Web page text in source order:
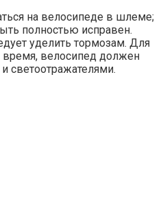
на велосипеде в шлеме;
полностью исправен.
уделить тормозам. Для
время, велосипед должен
светоотражателями.